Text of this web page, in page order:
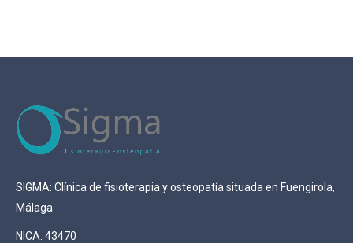
SIGMA: Clínica de fisioterapia y osteopatía situada en Fuengirola,
Málaga
NICA: 43470